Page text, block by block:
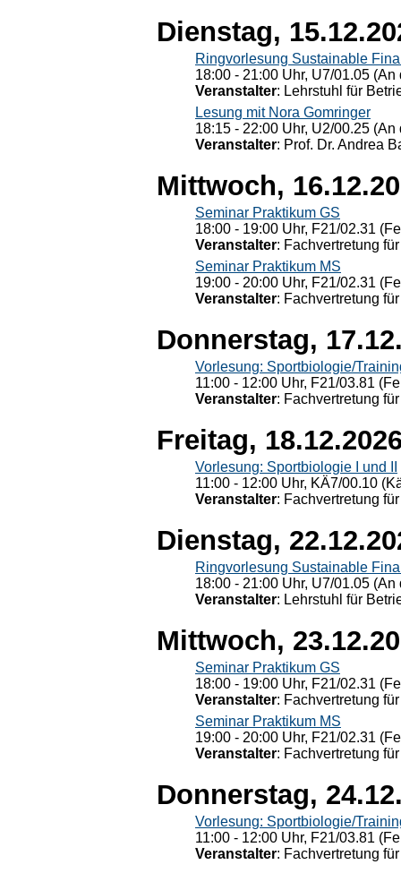
Dienstag,
Ringvorlesung Sustainable
18:00 - 21:00 Uhr, U7/01.05
Veranstalter: Lehrstuhl für
Lesung mit Nora Gomringer
18:15 - 22:00 Uhr, U2/00.25
Veranstalter: Prof. Dr. Andrea
Mittwoch,
Seminar Praktikum GS
18:00 - 19:00 Uhr, F21/02.31
Veranstalter: Fachvertretung
Seminar Praktikum MS
19:00 - 20:00 Uhr, F21/02.31
Veranstalter: Fachvertretung
Donnerstag,
Vorlesung: Sportbiologie/
11:00 - 12:00 Uhr, F21/03.81
Veranstalter: Fachvertretung
Freitag,
Vorlesung: Sportbiologie I und II
11:00 - 12:00 Uhr, KÄ7/00.10
Veranstalter: Fachvertretung
Dienstag,
Ringvorlesung Sustainable
18:00 - 21:00 Uhr, U7/01.05
Veranstalter: Lehrstuhl für
Mittwoch,
Seminar Praktikum GS
18:00 - 19:00 Uhr, F21/02.31
Veranstalter: Fachvertretung
Seminar Praktikum MS
19:00 - 20:00 Uhr, F21/02.31
Veranstalter: Fachvertretung
Donnerstag,
Vorlesung: Sportbiologie/
11:00 - 12:00 Uhr, F21/03.81
Veranstalter: Fachvertretung